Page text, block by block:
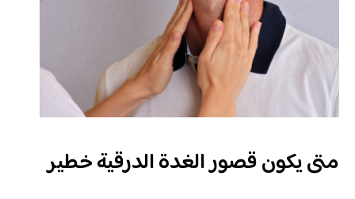
متى يكون قصور الغدة الدرقية خطير